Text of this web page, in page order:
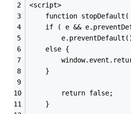
<script>
function stopDefault(
if ( e &&
	else {
	}
		return false;
	}